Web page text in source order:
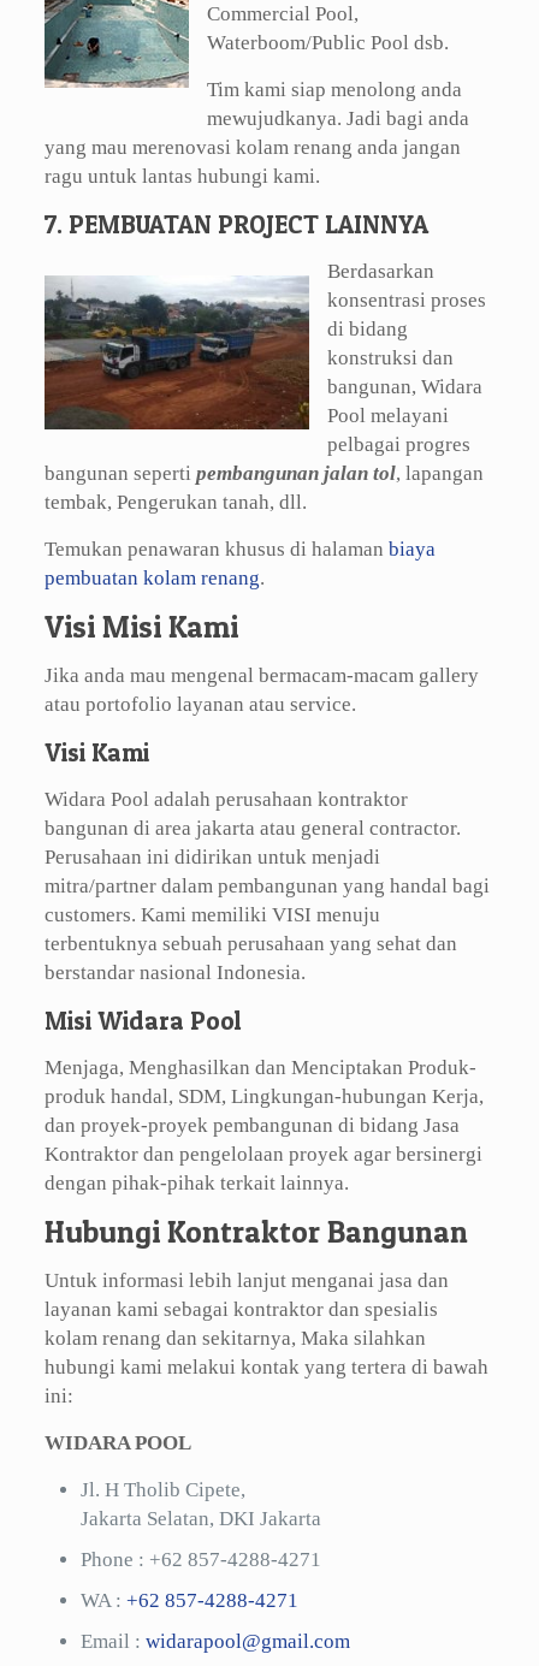
Commercial Pool,
Waterboom/Public Pool dsb.
Tim kami siap menolong anda
mewujudkanya. Jadi bagi anda
yang mau merenovasi kolam renang anda jangan
ragu untuk lantas hubungi kami.
7. PEMBUATAN PROJECT LAINNYA
Berdasarkan
konsentrasi proses
di bidang
konstruksi dan
bangunan, Widara
Pool melayani
pelbagai progres
bangunan seperti pembangunan jalan tol, lapangan
tembak, Pengerukan tanah, dll.
Temukan penawaran khusus di halaman biaya
pembuatan kolam renang.
Visi Misi Kami
Jika anda mau mengenal bermacam-macam gallery
atau portofolio layanan atau service.
Visi Kami
Widara Pool adalah perusahaan kontraktor
bangunan di area jakarta atau general contractor.
Perusahaan ini didirikan untuk menjadi
mitra/partner dalam pembangunan yang handal bagi
customers. Kami memiliki VISI menuju
terbentuknya sebuah perusahaan yang sehat dan
berstandar nasional Indonesia.
Misi Widara Pool
Menjaga, Menghasilkan dan Menciptakan Produk-
produk handal, SDM, Lingkungan-hubungan Kerja,
dan proyek-proyek pembangunan di bidang Jasa
Kontraktor dan pengelolaan proyek agar bersinergi
dengan pihak-pihak terkait lainnya.
Hubungi Kontraktor Bangunan
Untuk informasi lebih lanjut menganai jasa dan
layanan kami sebagai kontraktor dan spesialis
kolam renang dan sekitarnya, Maka silahkan
hubungi kami melakui kontak yang tertera di bawah
ini:
WIDARA POOL
Jl. H Tholib Cipete,
Jakarta Selatan, DKI Jakarta
Phone : +62 857-4288-4271
WA : +62 857-4288-4271
Email : widarapool@gmail.com